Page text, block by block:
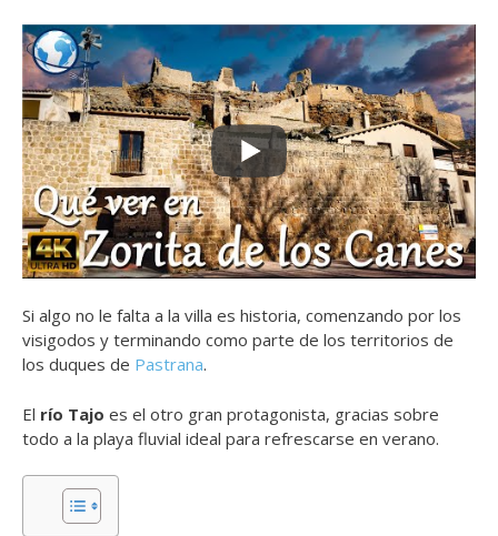
Si algo no le falta a la villa es historia, comenzando por los
visigodos y terminando como parte de los territorios de
los duques de Pastrana.
El río Tajo es el otro gran protagonista, gracias sobre
todo a la playa fluvial ideal para refrescarse en verano.